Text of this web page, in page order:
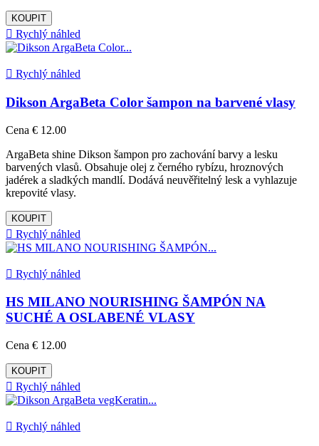
KOUPIT
 Rychlý náhled
 Rychlý náhled
Dikson ArgaBeta Color šampon na barvené vlasy
Cena € 12.00
ArgaBeta shine Dikson šampon pro zachování barvy a lesku
barvených vlasů. Obsahuje olej z černého rybízu, hroznových
jadérek a sladkých mandlí. Dodává neuvěřitelný lesk a vyhlazuje
krepovité vlasy.
KOUPIT
 Rychlý náhled
 Rychlý náhled
HS MILANO NOURISHING ŠAMPÓN NA
SUCHÉ A OSLABENÉ VLASY
Cena € 12.00
KOUPIT
 Rychlý náhled
 Rychlý náhled